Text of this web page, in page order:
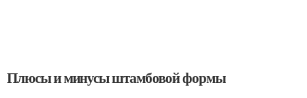
Плюсы и минусы штамбовой формы